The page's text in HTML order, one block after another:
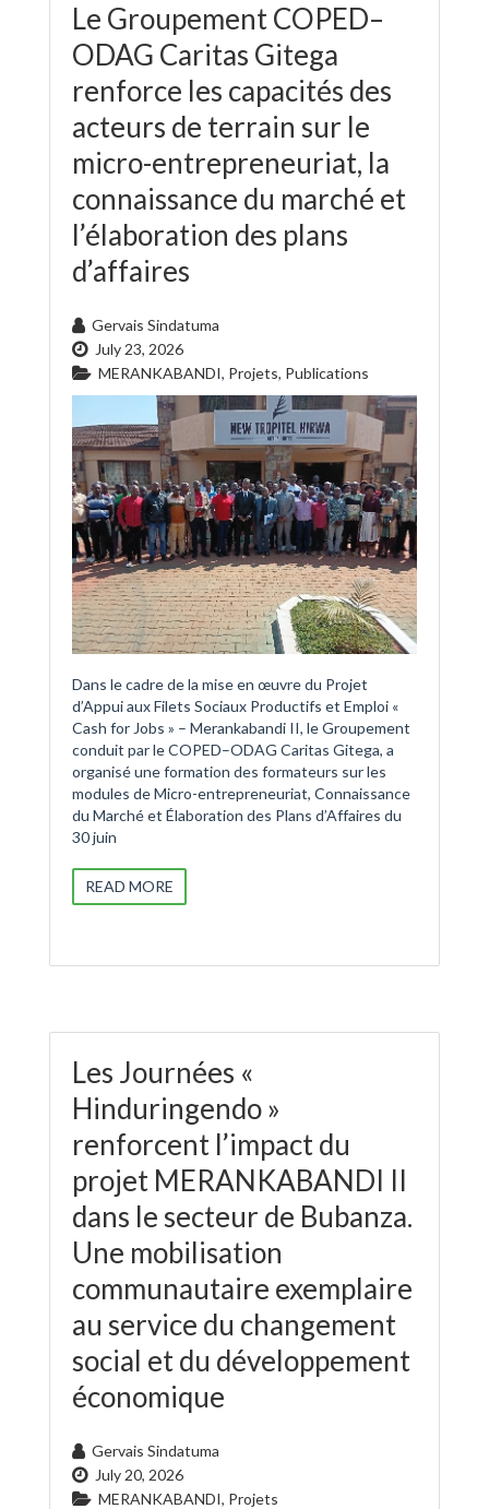
Le Groupement COPED–
ODAG Caritas Gitega
renforce les capacités des
acteurs de terrain sur le
micro-entrepreneuriat, la
connaissance du marché et
l’élaboration des plans
d’affaires
Gervais Sindatuma
July 23, 2026
MERANKABANDI, Projets, Publications
Dans le cadre de la mise en œuvre du Projet
d’Appui aux Filets Sociaux Productifs et Emploi «
Cash for Jobs » – Merankabandi II, le Groupement
conduit par le COPED–ODAG Caritas Gitega, a
organisé une formation des formateurs sur les
modules de Micro-entrepreneuriat, Connaissance
du Marché et Élaboration des Plans d’Affaires du
30 juin
READ MORE
Les Journées «
Hinduringendo »
renforcent l’impact du
projet MERANKABANDI II
dans le secteur de Bubanza.
Une mobilisation
communautaire exemplaire
au service du changement
social et du développement
économique
Gervais Sindatuma
July 20, 2026
MERANKABANDI, Projets